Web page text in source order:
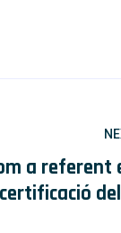
a referent
del